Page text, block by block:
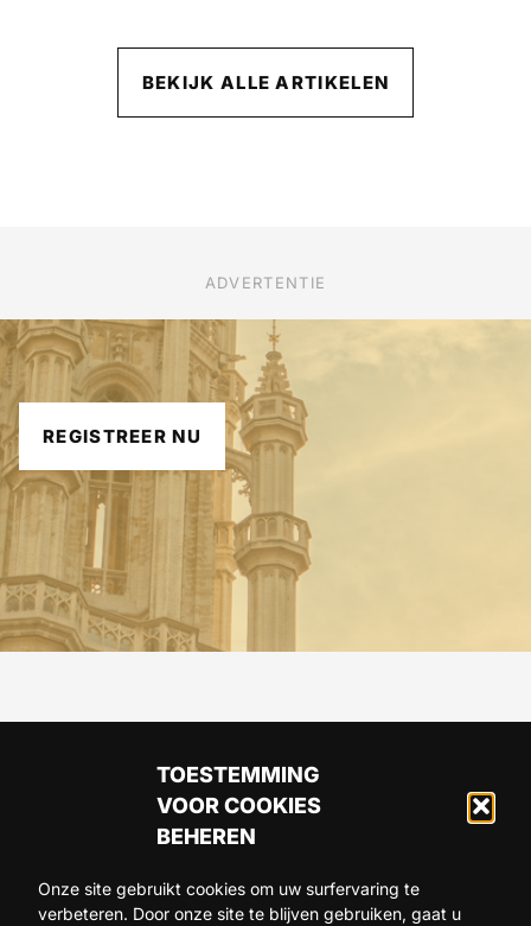
TOESTEMMING
VOOR COOKIES
BEHEREN
Onze site gebruikt cookies om uw surfervaring te
verbeteren. Door onze site te blijven gebruiken, gaat u
BEKIJK ALLE ARTIKELEN
ADVERTENTIE
REGISTREER NU